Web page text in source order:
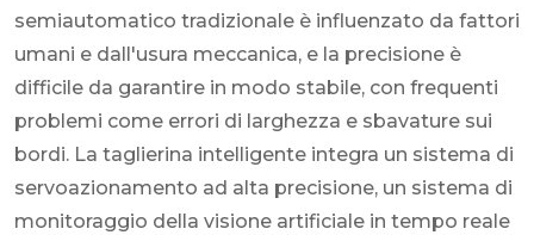
semiautomatico tradizionale è influenzato da fattori
umani e dall'usura meccanica, e la precisione è
difficile da garantire in modo stabile, con frequenti
problemi come errori di larghezza e sbavature sui
bordi. La taglierina intelligente integra un sistema di
servoazionamento ad alta precisione, un sistema di
monitoraggio della visione artificiale in tempo reale